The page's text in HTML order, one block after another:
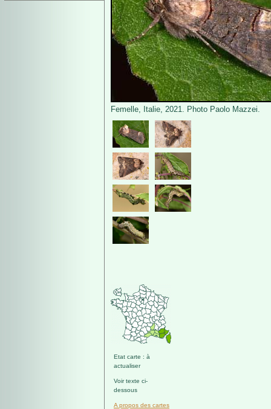
Femelle, Italie, 2021. Photo Paolo Mazzei.
Etat carte : à
actualiser
Voir texte ci-
dessous
A propos des cartes